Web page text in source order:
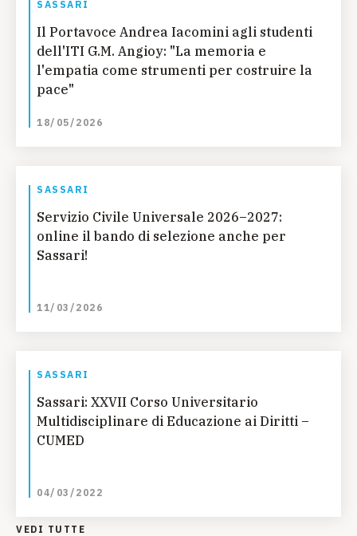
SASSARI
Il Portavoce Andrea Iacomini agli studenti
dell'ITI G.M. Angioy: "La memoria e
l'empatia come strumenti per costruire la
pace"
18/05/2026
SASSARI
Servizio Civile Universale 2026–2027:
online il bando di selezione anche per
Sassari!
11/03/2026
SASSARI
Sassari: XXVII Corso Universitario
Multidisciplinare di Educazione ai Diritti –
CUMED
04/03/2022
VEDI TUTTE